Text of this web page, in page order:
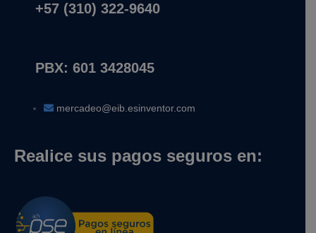
+57 (310) 322-9640
PBX: 601 3428045
mercadeo@eib.esinventor.com
Realice sus pagos seguros en: